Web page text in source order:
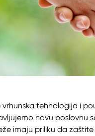
vrhunska tehnologija i
novu poslovnu
imaju priliku da